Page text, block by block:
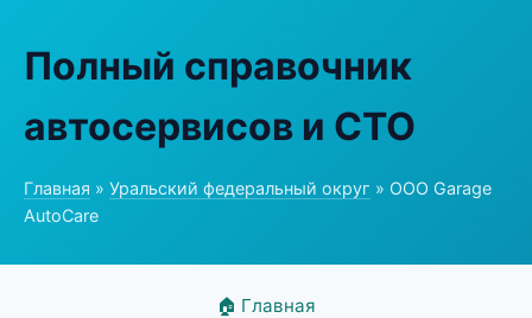
Полный справочник
автосервисов и СТО
Главная » Уральский федеральный округ » ООО Garage
AutoCare
🏠 Главная